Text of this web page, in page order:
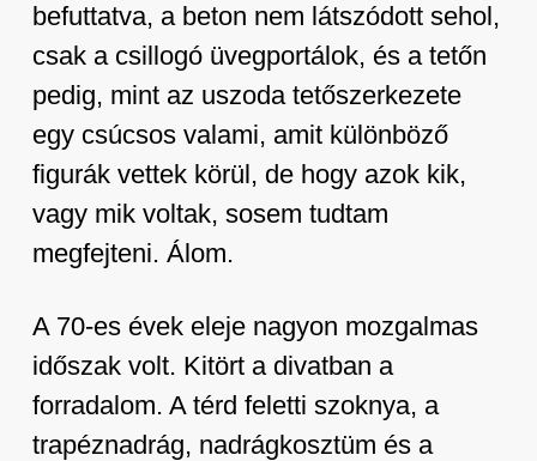
befuttatva, a beton nem látszódott sehol,
csak a csillogó üvegportálok, és a tetőn
pedig, mint az uszoda tetőszerkezete
egy csúcsos valami, amit különböző
figurák vettek körül, de hogy azok kik,
vagy mik voltak, sosem tudtam
megfejteni. Álom.
A 70-es évek eleje nagyon mozgalmas
időszak volt. Kitört a divatban a
forradalom. A térd feletti szoknya, a
trapéznadrág, nadrágkosztüm és a